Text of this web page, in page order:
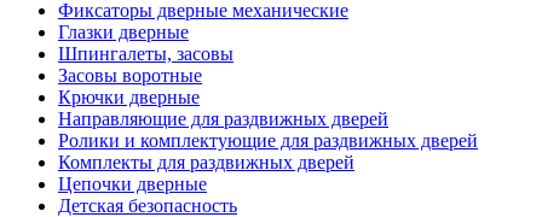
Фиксаторы дверные механические
Глазки дверные
Шпингалеты, засовы
Засовы воротные
Крючки дверные
Направляющие для раздвижных дверей
Ролики и комплектующие для раздвижных дверей
Комплекты для раздвижных дверей
Цепочки дверные
Детская безопасность